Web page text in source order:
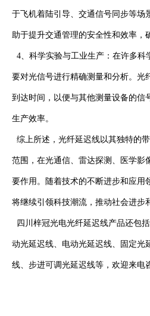
于飞机着陆引导、交通信号同步等场
助于提升交通管理的安全性和效率，
4、科学实验与工业生产：在许多
要对光信号进行精确测量和分析。光
到达时间，以便与其他测量设备的信
生产效率。
综上所述，光纤延迟线以其独特的
范围，在光通信、雷达探测、医学影
要作用。随着技术的不断进步和应用
将继续引领科技潮流，推动社会进步
四川梓冠光电光纤延迟线产品还包括
动光延迟线、 电动光延迟线、 固定光
线、 步进可调光延迟线等，欢迎来电